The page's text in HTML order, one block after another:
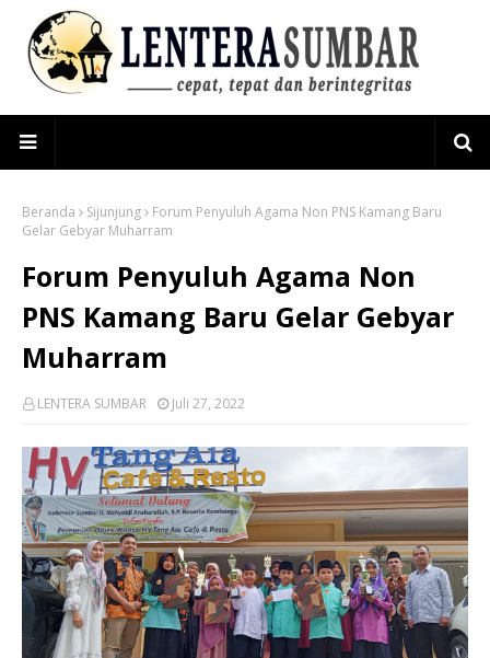
Beranda Sijunjung
Forum Penyuluh Agama Non PNS Kamang Baru
Gelar Gebyar Muharram
Forum Penyuluh Agama Non
PNS Kamang Baru Gelar Gebyar
Muharram
LENTERA SUMBAR Juli 27, 2022